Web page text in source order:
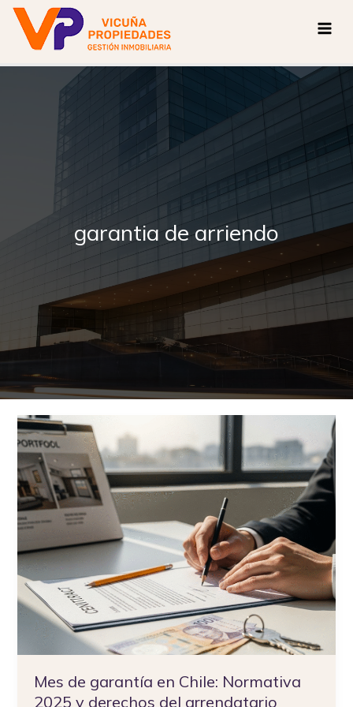
contenido
garantia de arriendo
Mes de garantía en Chile: Normativa
2025 y derechos del arrendatario
Mes
de
garantía
en
Chile:
Normativa
2025
y
derechos
del
arrendatario